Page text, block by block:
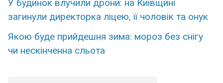
У будинок влучили дрони: на Київщині
загинули директорка ліцею, її чоловік та онук
Якою буде прийдешня зима: мороз без снігу
чи нескінченна сльота